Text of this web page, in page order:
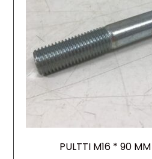
PULTTI M16 * 90